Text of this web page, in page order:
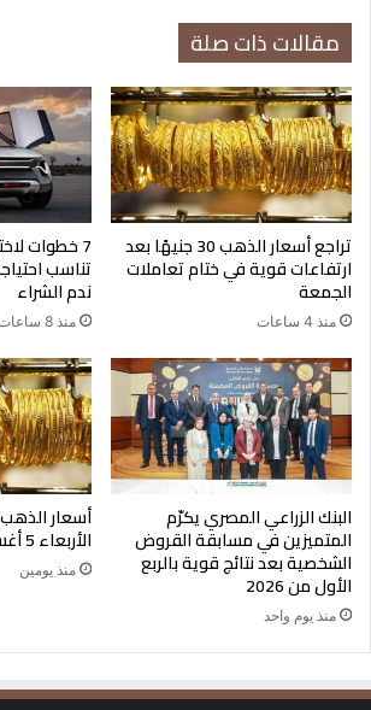
الفئات الورقية والمعدنية
العملات الورقية:
1000 ين: باللون الأزرق، وتحمل صورة العالم
نوغوتشي”.
2000 ين: باللون الأخضر الفاتح، وتُظهر
التاريخية.
5000 ين: باللون البنفسجي، وتحمل صورة الكاتبة “إتشو هيغوتشي”.
10000 ين: باللون البني، وتحمل صورة
مقالات ذات صلة
تراجع أسعار الذهب 30 جنيهًا بعد
ارتفاعات قوية في ختام تعاملات
الجمعة
منذ 4 ساعات
7 خطوات
تناسب
ندم الشراء
منذ 8 ساعات
البنك الزراعي المصري يكرّم
المتميزين في مسابقة القروض
الشخصية بعد نتائج قوية بالربع
الأول من 2026
منذ يوم واحد
أسعار
الأربعاء 5 أغسطس 2026
منذ يومين